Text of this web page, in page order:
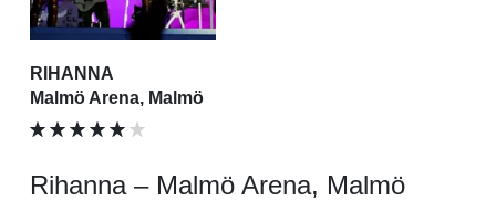
RIHANNA
Malmö Arena, Malmö
Rihanna – Malmö Arena, Malmö